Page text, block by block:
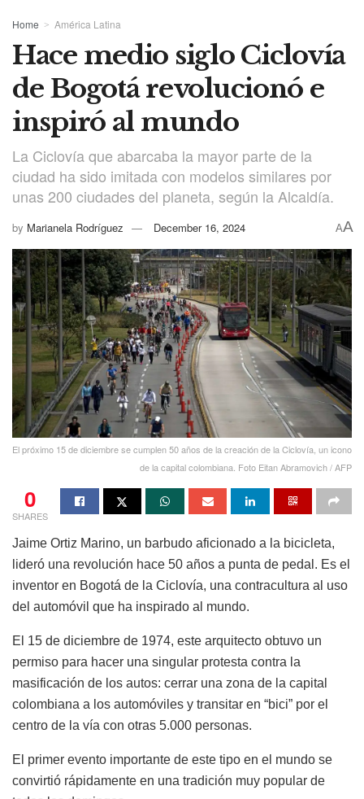
Home América Latina
Hace medio siglo Ciclovía
de Bogotá revolucionó e
inspiró al mundo
La Ciclovía que abarcaba la mayor parte de la
ciudad ha sido imitada con modelos similares por
unas 200 ciudades del planeta, según la Alcaldía.
by Marianela Rodríguez December 16, 2024 AA
El próximo 15 de diciembre se cumplen 50 años de la creación de la Ciclovía, un icono
de la capital colombiana. Foto Eitan Abramovich / AFP
0
SHARES
Jaime Ortiz Marino, un barbudo aficionado a la bicicleta,
lideró una revolución hace 50 años a punta de pedal. Es el
inventor en Bogotá de la Ciclovía, una contracultura al uso
del automóvil que ha inspirado al mundo.
El 15 de diciembre de 1974, este arquitecto obtuvo un
permiso para hacer una singular protesta contra la
masificación de los autos: cerrar una zona de la capital
colombiana a los automóviles y transitar en “bici” por el
centro de la vía con otras 5.000 personas.
El primer evento importante de este tipo en el mundo se
convirtió rápidamente en una tradición muy popular de